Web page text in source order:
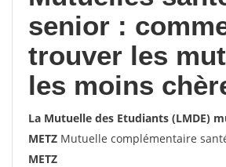
senior :
trouver les
les moins
La Mutuelle des Etudiants (LMDE)
METZ Mutuelle complémentaire
METZ